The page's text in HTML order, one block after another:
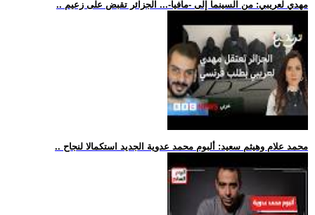
.. مهدي لعريبي: من السينما إلى -مافيا-... الجزائر تقبض على زعيم
.. محمد علام وهيثم سعيد: ألبوم محمد عدوية الجديد استكمالا لنجاح